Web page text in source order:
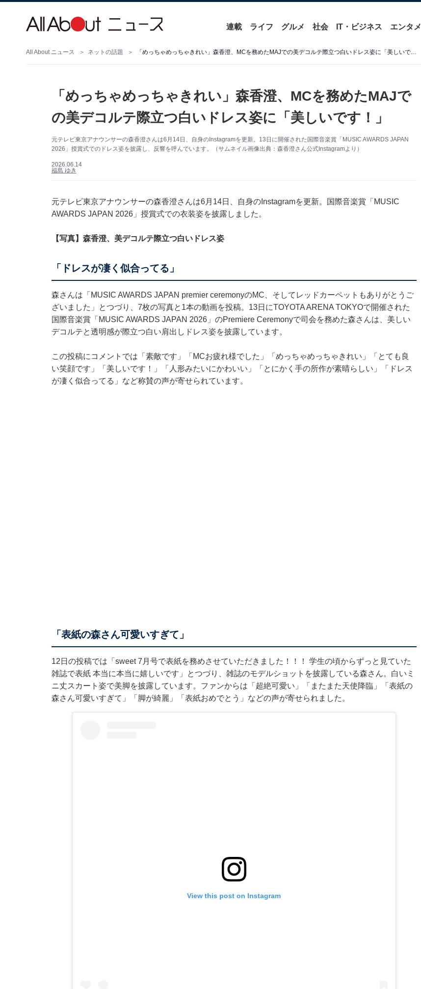
連載 ライフ グルメ 社会 IT・ビジネス エンタメ
All About ニュース ネットの話題 「めっちゃめっちゃきれい」森香澄、MCを務めたMAJでの美デコルテ際立つ白いドレス姿に「美しいです！」
「めっちゃめっちゃきれい」森香澄、MCを務めたMAJで
の美デコルテ際立つ白いドレス姿に「美しいです！」
元テレビ東京アナウンサーの森香澄さんは6月14日、自身のInstagramを更新。13日に開催された国際⾳楽賞「MUSIC AWARDS JAPAN
2026」授賞式でのドレス姿を披露し、反響を呼んでいます。（サムネイル画像出典：森香澄さん公式Instagramより）
2026.06.14
福島 ゆき
元テレビ東京アナウンサーの森香澄さんは6月14日、自身のInstagramを更新。国際⾳楽賞「MUSIC
AWARDS JAPAN 2026」授賞式での衣装姿を披露しました。
【写真】森香澄、美デコルテ際立つ白いドレス姿
「ドレスが凄く似合ってる」
森さんは「MUSIC AWARDS JAPAN premier ceremonyのMC、そしてレッドカーペットもありがとうご
ざいました」とつづり、7枚の写真と1本の動画を投稿。13日にTOYOTA ARENA TOKYOで開催された
国際⾳楽賞「MUSIC AWARDS JAPAN 2026」のPremiere Ceremonyで司会を務めた森さんは、美しい
デコルテと透明感が際立つ白い肩出しドレス姿を披露しています。
この投稿にコメントでは「素敵です」「MCお疲れ様でした」「めっちゃめっちゃきれい」「とても良
い笑顔です」「美しいです！」「人形みたいにかわいい」「とにかく手の所作が素晴らしい」「ドレス
が凄く似合ってる」など称賛の声が寄せられています。
「表紙の森さん可愛いすぎて」
12日の投稿では「sweet 7月号で表紙を務めさせていただきました！！！ 学生の頃からずっと見ていた
雑誌で表紙 本当に本当に嬉しいです」とつづり、雑誌のモデルショットを披露している森さん。白いミ
ニ丈スカート姿で美脚を披露しています。ファンからは「超絶可愛い」「またまた天使降臨」「表紙の
森さん可愛いすぎて」「脚が綺麗」「表紙おめでとう」などの声が寄せられました。
View this post on Instagram